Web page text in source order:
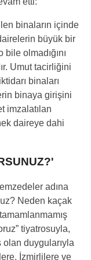
binaların içinde
büyük bir
olmadığını
Umut tacirliğini
binaları
binaya girişini
imzalatılan
daireye dahi
adına
Neden kaçak
tiyatrosuyla,
duygularıyla
İzmirlilere ve